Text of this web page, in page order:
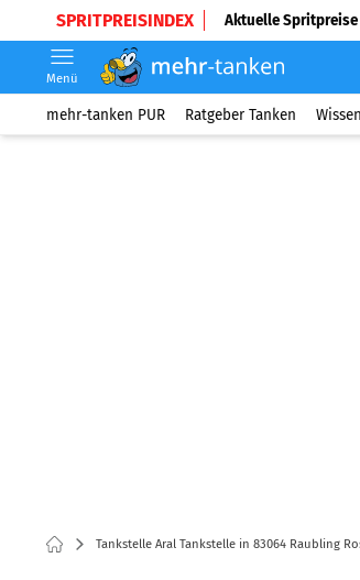
SPRITPREISINDEX Aktuelle
Menü
mehr-tanken PUR Ratgeber Tanken
Tankstelle Aral Tankstelle in 83064 Raubling